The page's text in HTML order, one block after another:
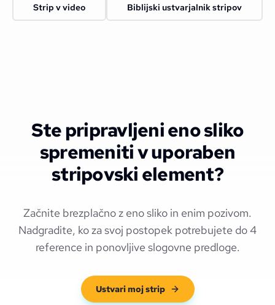
Strip v video Biblijski ustvarjalnik stripov
Ste pripravljeni eno sliko
spremeniti v uporaben
stripovski element?
Začnite brezplačno z eno sliko in enim pozivom.
Nadgradite, ko za svoj postopek potrebujete do 4
reference in ponovljive slogovne predloge.
Ustvari moj strip